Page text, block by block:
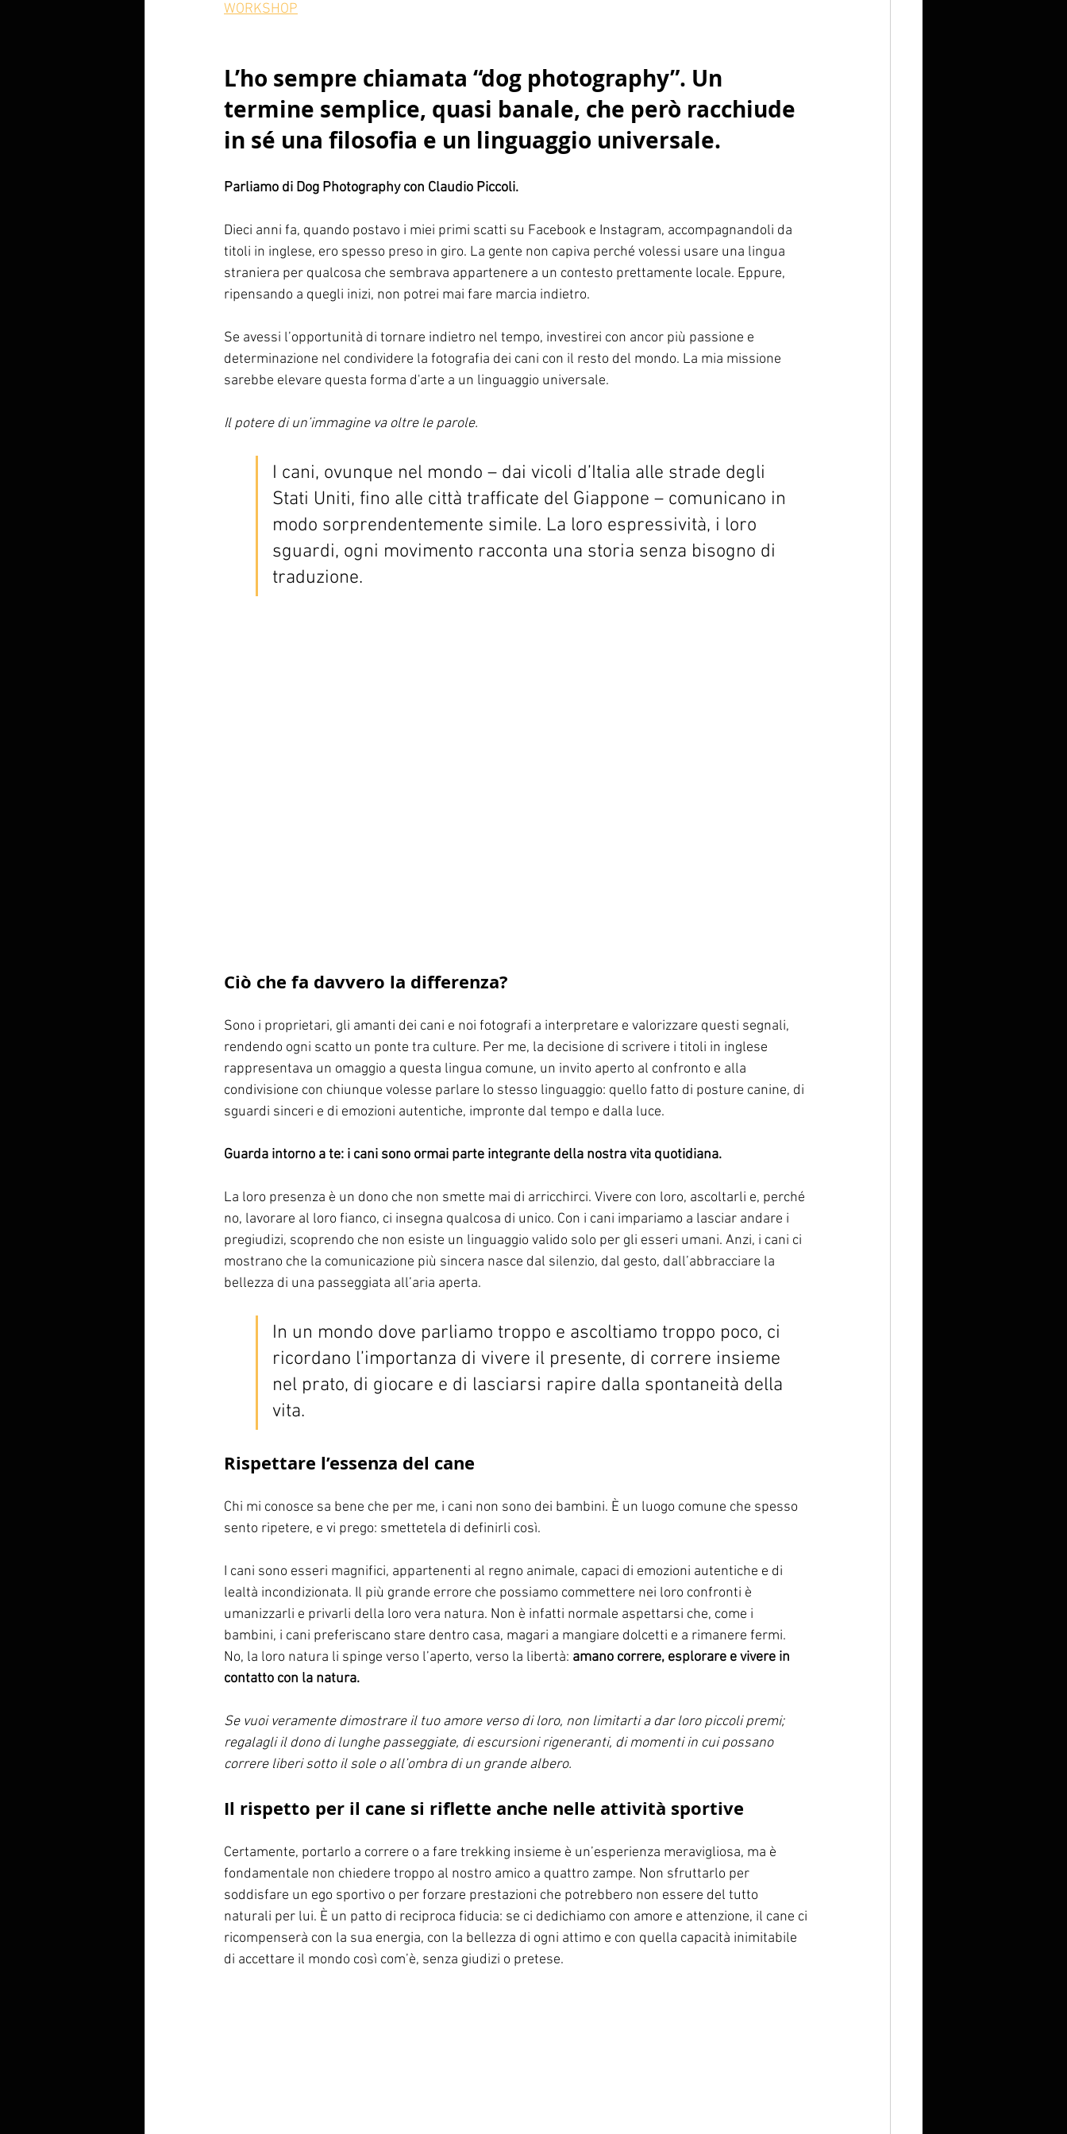
WORKSHOP
L’ho sempre chiamata “dog photography”. Un
termine semplice, quasi banale, che però racchiude
in sé una filosofia e un linguaggio universale.
Parliamo di Dog Photography con Claudio Piccoli.
Dieci anni fa, quando postavo i miei primi scatti su Facebook e Instagram, accompagnandoli da
titoli in inglese, ero spesso preso in giro. La gente non capiva perché volessi usare una lingua
straniera per qualcosa che sembrava appartenere a un contesto prettamente locale. Eppure,
ripensando a quegli inizi, non potrei mai fare marcia indietro.
Se avessi l’opportunità di tornare indietro nel tempo, investirei con ancor più passione e
determinazione nel condividere la fotografia dei cani con il resto del mondo. La mia missione
sarebbe elevare questa forma d'arte a un linguaggio universale.
Il potere di un’immagine va oltre le parole.
I cani, ovunque nel mondo – dai vicoli d’Italia alle strade degli
Stati Uniti, fino alle città trafficate del Giappone – comunicano in
modo sorprendentemente simile. La loro espressività, i loro
sguardi, ogni movimento racconta una storia senza bisogno di
traduzione.
Ciò che fa davvero la differenza?
Sono i proprietari, gli amanti dei cani e noi fotografi a interpretare e valorizzare questi segnali,
rendendo ogni scatto un ponte tra culture. Per me, la decisione di scrivere i titoli in inglese
rappresentava un omaggio a questa lingua comune, un invito aperto al confronto e alla
condivisione con chiunque volesse parlare lo stesso linguaggio: quello fatto di posture canine, di
sguardi sinceri e di emozioni autentiche, impronte dal tempo e dalla luce.
Guarda intorno a te: i cani sono ormai parte integrante della nostra vita quotidiana.
La loro presenza è un dono che non smette mai di arricchirci. Vivere con loro, ascoltarli e, perché
no, lavorare al loro fianco, ci insegna qualcosa di unico. Con i cani impariamo a lasciar andare i
pregiudizi, scoprendo che non esiste un linguaggio valido solo per gli esseri umani. Anzi, i cani ci
mostrano che la comunicazione più sincera nasce dal silenzio, dal gesto, dall’abbracciare la
bellezza di una passeggiata all’aria aperta.
In un mondo dove parliamo troppo e ascoltiamo troppo poco, ci
ricordano l’importanza di vivere il presente, di correre insieme
nel prato, di giocare e di lasciarsi rapire dalla spontaneità della
vita.
Rispettare l’essenza del cane
Chi mi conosce sa bene che per me, i cani non sono dei bambini. È un luogo comune che spesso
sento ripetere, e vi prego: smettetela di definirli così.
I cani sono esseri magnifici, appartenenti al regno animale, capaci di emozioni autentiche e di
lealtà incondizionata. Il più grande errore che possiamo commettere nei loro confronti è
umanizzarli e privarli della loro vera natura. Non è infatti normale aspettarsi che, come i
bambini, i cani preferiscano stare dentro casa, magari a mangiare dolcetti e a rimanere fermi.
No, la loro natura li spinge verso l’aperto, verso la libertà: amano correre, esplorare e vivere in
contatto con la natura.
Se vuoi veramente dimostrare il tuo amore verso di loro, non limitarti a dar loro piccoli premi;
regalagli il dono di lunghe passeggiate, di escursioni rigeneranti, di momenti in cui possano
correre liberi sotto il sole o all’ombra di un grande albero.
Il rispetto per il cane si riflette anche nelle attività sportive
Certamente, portarlo a correre o a fare trekking insieme è un’esperienza meravigliosa, ma è
fondamentale non chiedere troppo al nostro amico a quattro zampe. Non sfruttarlo per
soddisfare un ego sportivo o per forzare prestazioni che potrebbero non essere del tutto
naturali per lui. È un patto di reciproca fiducia: se ci dedichiamo con amore e attenzione, il cane ci
ricompenserà con la sua energia, con la bellezza di ogni attimo e con quella capacità inimitabile
di accettare il mondo così com’è, senza giudizi o pretese.